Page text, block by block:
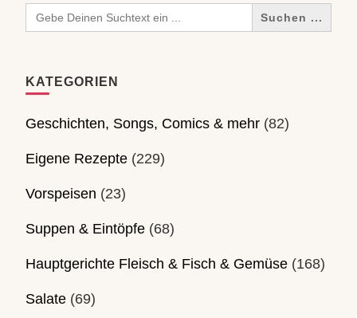
Search
for:
KATEGORIEN
Geschichten, Songs, Comics & mehr (82)
Eigene Rezepte (229)
Vorspeisen (23)
Suppen & Eintöpfe (68)
Hauptgerichte Fleisch & Fisch & Gemüse (168)
Salate (69)